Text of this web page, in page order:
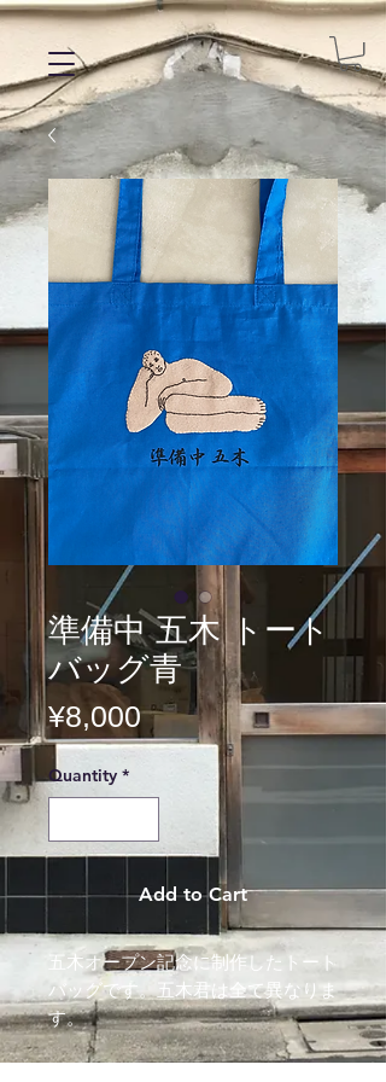
準備中 五木 トート
バッグ青
¥8,000Price
Quantity *
Add to Cart
五木オープン記念に制作したトート
バッグです。五木君は全て異なりま
す。